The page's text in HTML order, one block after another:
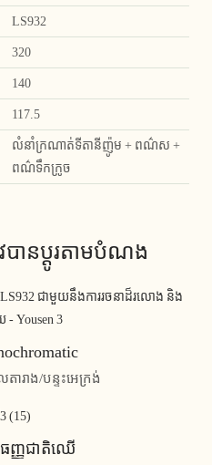
LS932
320
140
117.5
លំនាំក្រណាត់ទីតានីញ៉ូម + ពណ៌ស +
ពណ៌ទឹកក្រូច
បានប្ដូរតាមបំណង
រាង/បន្ទះអេក្រង់
ញ្ញជាតិឈើ